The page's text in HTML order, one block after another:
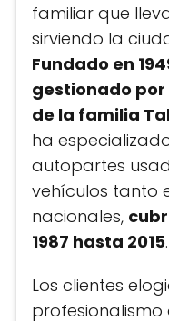
familiar que
sirviendo la
Fundado en
gestionado
de la familia
ha
autopartes
vehículos tanto
nacionales,
1987 hasta 2015.
Los clientes
profesionalismo